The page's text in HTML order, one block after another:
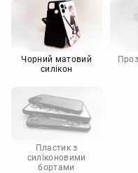
Motorola
Чорний матовий
силікон
Пластик з
силіконовими
бортами